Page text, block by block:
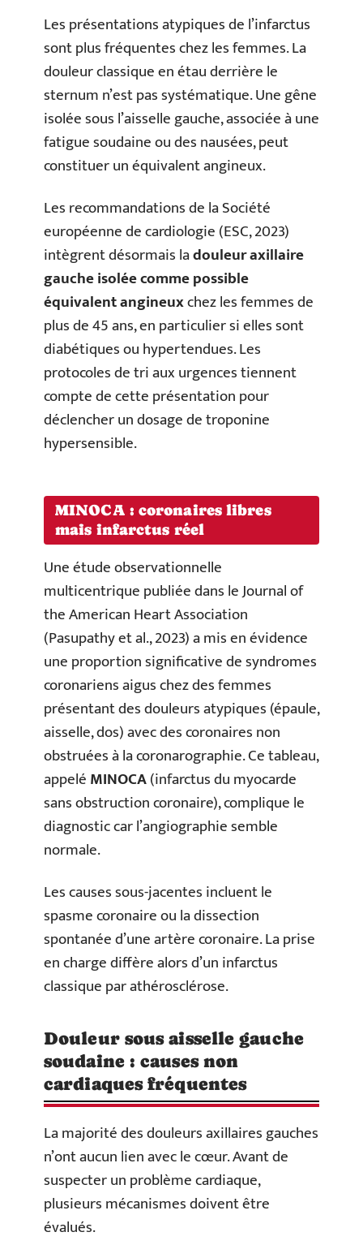
Les présentations atypiques de l’infarctus
sont plus fréquentes chez les femmes. La
douleur classique en étau derrière le
sternum n’est pas systématique. Une gêne
isolée sous l’aisselle gauche, associée à une
fatigue soudaine ou des nausées, peut
constituer un équivalent angineux.
Les recommandations de la Société
européenne de cardiologie (ESC, 2023)
intègrent désormais ladouleur axillaire
gauche isolée comme possible
équivalent angineuxchez les femmes de
plus de 45 ans, en particulier si elles sont
diabétiques ou hypertendues. Les
protocoles de tri aux urgences tiennent
compte de cette présentation pour
déclencher un dosage de troponine
hypersensible.
MINOCA : coronaires libres
mais infarctus réel
Une étude observationnelle
multicentrique publiée dans le Journal of
the American Heart Association
(Pasupathy et al., 2023) a mis en évidence
une proportion significative de syndromes
coronariens aigus chez des femmes
présentant des douleurs atypiques (épaule,
aisselle, dos) avec des coronaires non
obstruées à la coronarographie. Ce tableau,
appeléMINOCA(infarctus du myocarde
sans obstruction coronaire), complique le
diagnostic car l’angiographie semble
normale.
Les causes sous-jacentes incluent le
spasme coronaire ou la dissection
spontanée d’une artère coronaire. La prise
en charge diffère alors d’un infarctus
classique par athérosclérose.
Douleur sous aisselle gauche
soudaine : causes non
cardiaques fréquentes
La majorité des douleurs axillaires gauches
n’ont aucun lien avec le cœur. Avant de
suspecter un problème cardiaque,
plusieurs mécanismes doivent être
évalués.